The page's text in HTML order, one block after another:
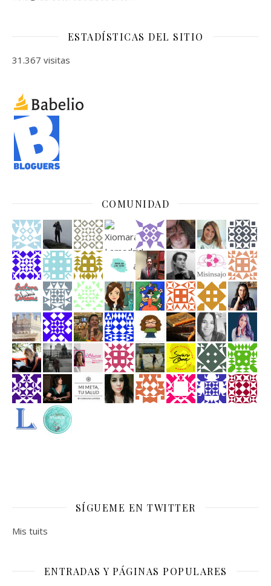
ESTADÍSTICAS DEL SITIO
31.367 visitas
COMUNIDAD
SÍGUEME EN TWITTER
Mis tuits
ENTRADAS Y PÁGINAS POPULARES